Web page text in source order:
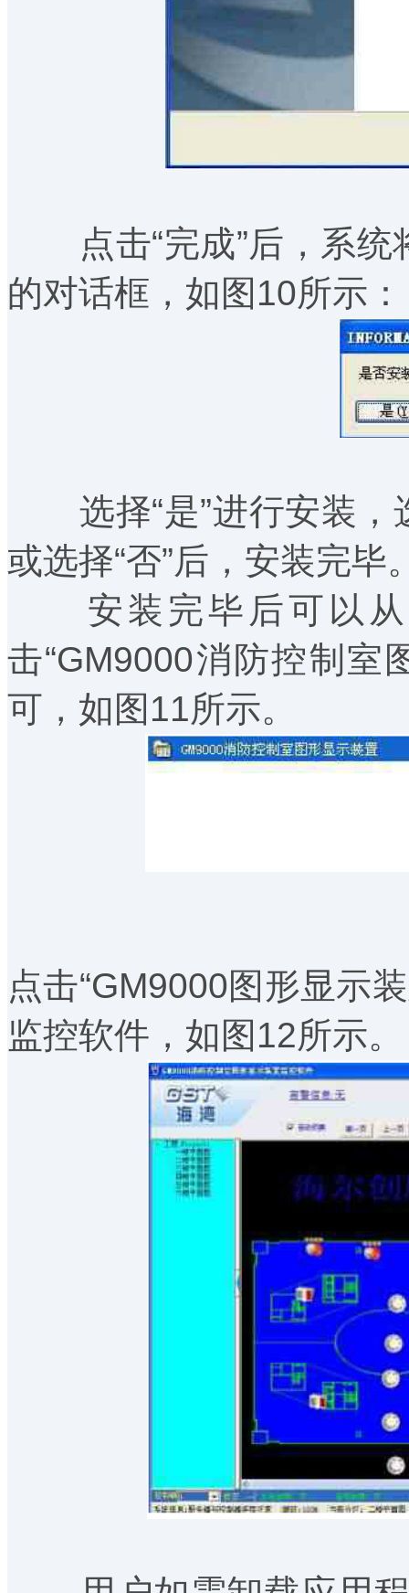
点击“完成”后，系统
的对话框，如图10所示：
选择“是”进行安装，
或选择“否”后，安装完毕
安装完毕后可以从
击“GM9000消防控制室
可，如图11所示。
点击“GM9000图形显示
监控软件，如图12所示。